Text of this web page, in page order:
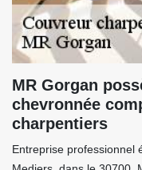
MR Gorgan
chevronnée
charpentiers
Entreprise professionnel